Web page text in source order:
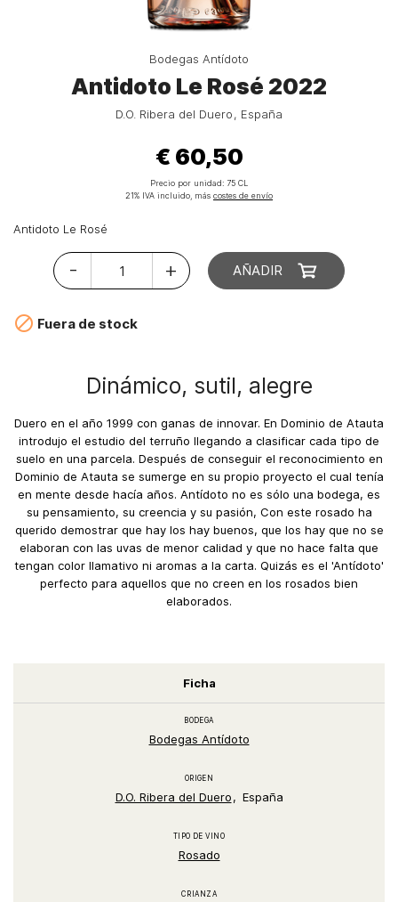
Bodegas Antídoto
Antidoto Le Rosé 2022
D.O. Ribera del Duero España
€ 60,50
Precio por unidad: 75 CL
21% IVA incluido, más costes de envío
Antidoto Le Rosé
- + AÑADIR
 Fuera de stock
Dinámico, sutil, alegre
Duero en el año 1999 con ganas de innovar. En Dominio de Atauta
introdujo el estudio del terruño llegando a clasificar cada tipo de
suelo en una parcela. Después de conseguir el reconocimiento en
Dominio de Atauta se sumerge en su propio proyecto el cual tenía
en mente desde hacía años. Antídoto no es sólo una bodega, es
su pensamiento, su creencia y su pasión, Con este rosado ha
querido demostrar que hay los hay buenos, que los hay que no se
elaboran con las uvas de menor calidad y que no hace falta que
tengan color llamativo ni aromas a la carta. Quizás es el 'Antídoto'
perfecto para aquellos que no creen en los rosados bien
elaborados.
Ficha
BODEGA
Bodegas Antídoto
ORIGEN
D.O. Ribera del Duero España
TIPO DE VINO
Rosado
CRIANZA